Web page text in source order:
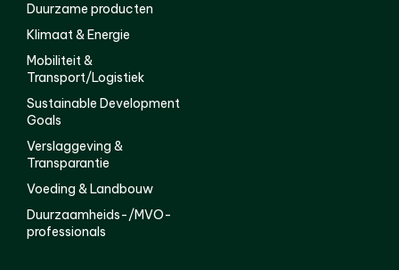
Duurzame producten
Klimaat & Energie
Mobiliteit &
Transport/Logistiek
Sustainable Development
Goals
Verslaggeving &
Transparantie
Voeding & Landbouw
Duurzaamheids-/MVO-
professionals